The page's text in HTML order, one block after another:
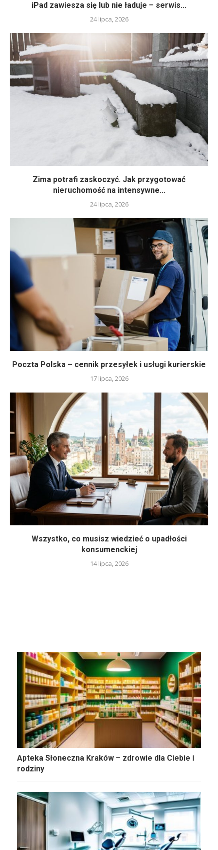
iPad zawiesza się lub nie ładuje – serwis...
24 lipca, 2026
Zima potrafi zaskoczyć. Jak przygotować
nieruchomość na intensywne...
24 lipca, 2026
Poczta Polska – cennik przesyłek i usługi kurierskie
17 lipca, 2026
Wszystko, co musisz wiedzieć o upadłości
konsumenckiej
14 lipca, 2026
Apteka Słoneczna Kraków – zdrowie dla Ciebie i
rodziny